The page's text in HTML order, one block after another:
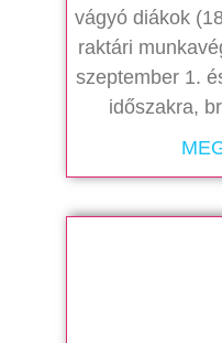
vágyó diákok
raktári
szeptember 1.
időszakra,